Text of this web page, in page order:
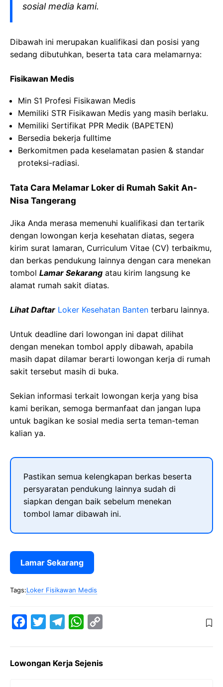
sosial media kami.
Dibawah ini merupakan kualifikasi dan posisi yang
sedang dibutuhkan, beserta tata cara melamarnya:
Fisikawan Medis
Min S1 Profesi Fisikawan Medis
Memiliki STR Fisikawan Medis yang masih berlaku.
Memiliki Sertifikat PPR Medik (BAPETEN)
Bersedia bekerja fulltime
Berkomitmen pada keselamatan pasien & standar
proteksi-radiasi.
Tata Cara Melamar Loker di Rumah Sakit An-
Nisa Tangerang
Jika Anda merasa memenuhi kualifikasi dan tertarik
dengan lowongan kerja kesehatan diatas, segera
kirim surat lamaran, Curriculum Vitae (CV) terbaikmu,
dan berkas pendukung lainnya dengan cara menekan
tombol Lamar Sekarang atau kirim langsung ke
alamat rumah sakit diatas.
Lihat Daftar Loker Kesehatan Banten terbaru lainnya.
Untuk deadline dari lowongan ini dapat dilihat
dengan menekan tombol apply dibawah, apabila
masih dapat dilamar berarti lowongan kerja di rumah
sakit tersebut masih di buka.
Sekian informasi terkait lowongan kerja yang bisa
kami berikan, semoga bermanfaat dan jangan lupa
untuk bagikan ke sosial media serta teman-teman
kalian ya.
Pastikan semua kelengkapan berkas beserta
persyaratan pendukung lainnya sudah di
siapkan dengan baik sebelum menekan
tombol lamar dibawah ini.
Lamar Sekarang
Tags:Loker Fisikawan Medis
e
t
e
W
t
y
Lowongan Kerja Sejenis